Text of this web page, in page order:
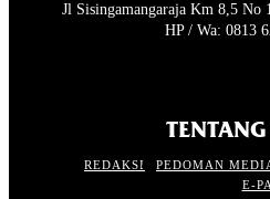
Jl Sisingamangaraja Km 8,5 No
HP / Wa: 0813
REDAKSI PEDOMAN
E-